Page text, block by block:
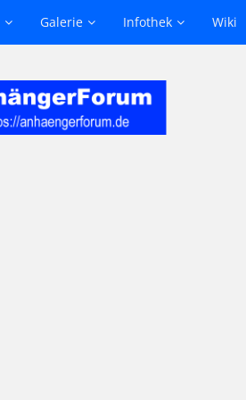
Galerie Infothek Wiki